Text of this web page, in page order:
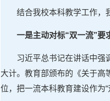
结合我校本科教学工作，
一是主动对标“双一流”要
习近平总书记在讲话中强
大计。教育部颁布的《关于高
位，把一流本科教育建设作为